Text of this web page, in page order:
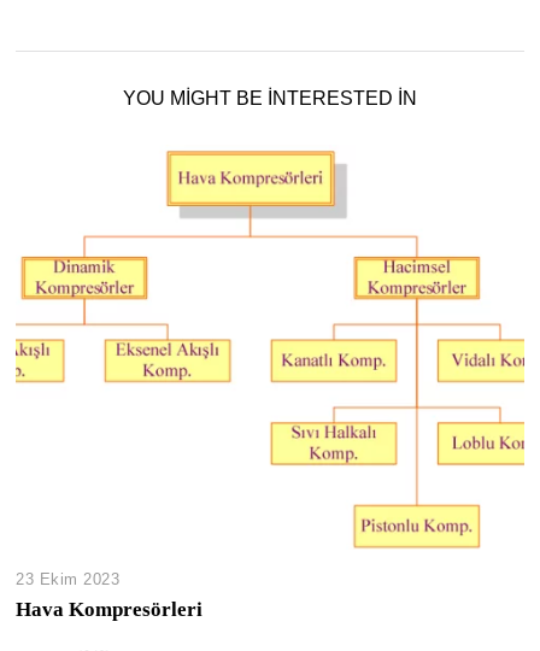
YOU MIGHT BE INTERESTED IN
23 Ekim 2023
Hava Kompresörleri